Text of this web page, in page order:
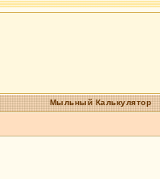
Мыльный Калькулятор